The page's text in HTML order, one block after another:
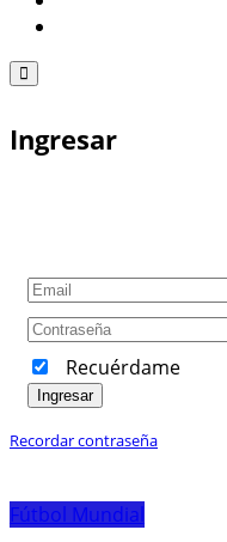
Ingresar
Recuérdame
Ingresar
Recordar contraseña
Fútbol Mundial